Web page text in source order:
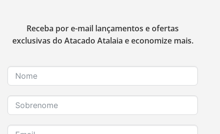
Receba por e-mail lançamentos e ofertas
exclusivas do Atacado Atalaia e economize mais.